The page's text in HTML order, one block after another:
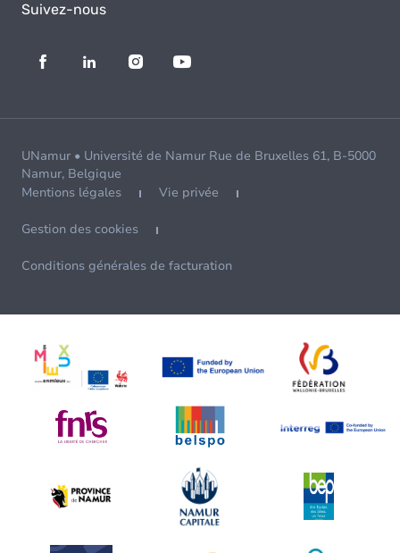
Suivez-nous
UNamur • Université de Namur Rue de Bruxelles 61, B-5000
Namur, Belgique
Mentions légales
Vie privée
Gestion des cookies
Conditions générales de facturation